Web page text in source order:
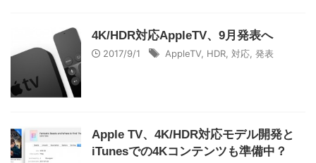
4K/HDR対応AppleTV、9月発表へ
2017/9/1 AppleTV, HDR 対応 発表
Apple TV、4K/HDR対応モデル開発と
iTunesでの4Kコンテンツも準備中？